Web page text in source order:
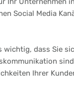
Social Media
dass Sie
Ihrer